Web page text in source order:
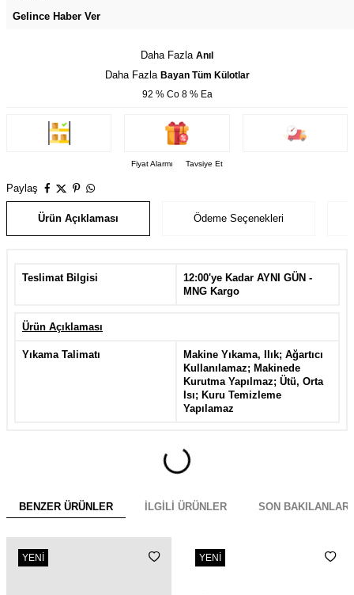
Gelince Haber Ver
Daha Fazla Anıl
Daha Fazla Bayan Tüm Külotlar
92 % Co 8 % Ea
Fiyat Alarmı Tavsiye Et
Paylaş
Ürün Açıklaması Ödeme Seçenekleri
Teslimat Bilgisi
12:00'ye Kadar AYNI GÜN -
MNG Kargo
Ürün Açıklaması
Yıkama Talimatı
Makine Yıkama, Ilık; Ağartıcı
Kullanılamaz; Makinede
Kurutma Yapılmaz; Ütü, Orta
Isı; Kuru Temizleme
Yapılamaz
BENZER ÜRÜNLER İLGILI ÜRÜNLER SON BAKILANLAR
YENI YENI